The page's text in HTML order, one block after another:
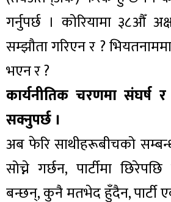
गर्नुपर्छ । कोरियामा ३८औँ
सम्झौता गरिएन र ?
भएन र ?
कार्यनीतिक चरणमा संघर्ष
सक्नुपर्छ ।
अब फेरि साथीहरूबीचको
सोच्ने गर्छन, पार्टीमा
बन्छन्, कुनै मतभेद हुँदैन,